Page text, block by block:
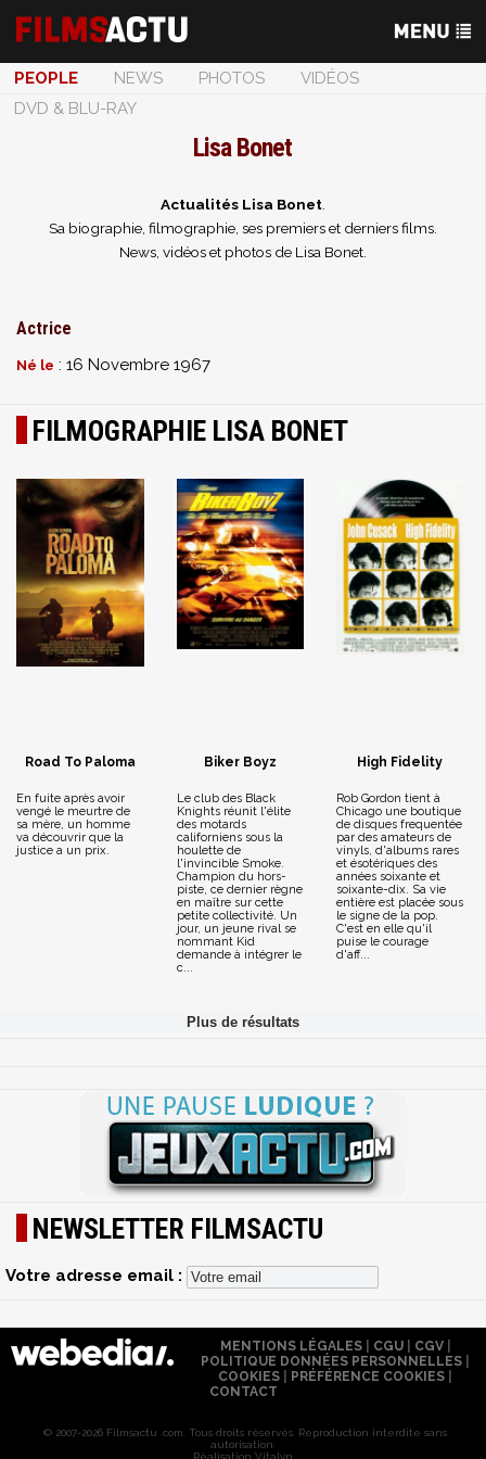
PEOPLE NEWS PHOTOS
VIDÉOS
DVD & BLU-RAY
Lisa Bonet
Actualités Lisa Bonet.
Sa biographie, filmographie, ses premiers et derniers films.
News, vidéos et photos de Lisa Bonet.
Actrice
Né le : 16 Novembre 1967
FILMOGRAPHIE LISA BONET
Road To Paloma
En fuite après avoir
vengé le meurtre de
sa mère, un homme
va découvrir que la
justice a un prix.
Biker Boyz
Le club des Black
Knights réunit l'élite
des motards
californiens sous la
houlette de
l'invincible Smoke.
Champion du hors-
piste, ce dernier règne
en maître sur cette
petite collectivité. Un
jour, un jeune rival se
nommant Kid
demande à intégrer le
c...
High Fidelity
Rob Gordon tient à
Chicago une boutique
de disques frequentée
par des amateurs de
vinyls, d'albums rares
et ésotériques des
années soixante et
soixante-dix. Sa vie
entière est placée sous
le signe de la pop.
C'est en elle qu'il
puise le courage
d'aff...
NEWSLETTER FILMSACTU
Votre adresse email :
MENTIONS LÉGALES| CGU| CGV|
POLITIQUE DONNÉES PERSONNELLES
COOKIES
PRÉFÉRENCE COOKIES
CONTACT
© 2007-2026 Filmsactu .com. Tous droits réservés. Reproduction interdite sans
autorisation.
Réalisation Vitalyn